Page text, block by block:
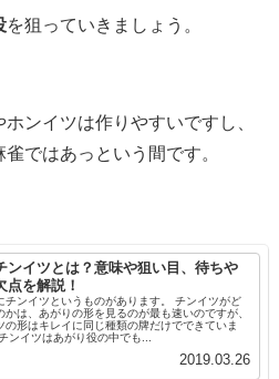
を狙っていきましょう。
ンイツは作りやすいですし、
ではあっという間です。
ンイツとは？意味や狙い目、待ちや
点を解説！
チンイツというものがあります。 チンイツがど
かは、あがりの形を見るのが最も速いのですが、
の形はキレイに同じ種類の牌だけでできていま
ンイツはあがり役の中でも...
2019.03.26